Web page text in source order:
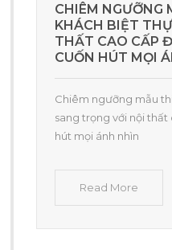
CHIÊM NGƯỠNG
KHÁCH BIỆT
THẤT CAO CẤP
CUỐN HÚT MỌI
Chiêm ngưỡng mẫu
sang trọng với nội
hút mọi ánh nhìn
Read More